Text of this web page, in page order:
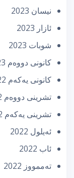
نیسان 2023
ئازار 2023
شوبات 2023
كانونی دووه‌م 2023
كانونی یه‌كه‌م 2022
تشرینی دووه‌م 2022
تشرینی یه‌كه‌م 2022
ئه‌یلول 2022
ئاب 2022
تەممووز 2022